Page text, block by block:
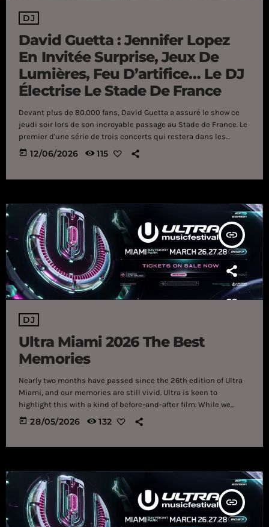
DJ
David Guetta : Jennifer Lopez
En Invitée Surprise, Jeux De
Lumières, Feu D’artifice… Le DJ
Électrise Le Stade De France
Devant plus de 80.000 fans, David Guetta a assuré le show ce
jeudi soir lors de son incroyable passage au Stade de France. Le
premier d'une série de trois concerts qui restera dans les
annales. Un show à couper le souffle. Ce jeudi 11 juin, plus de
80.000 personnes ont assisté au concert de David Guetta au
today 12/06/2026 115
insert_link
DJ
Ultra Miami 2026 The Best
Memories
Nearly two months have passed since the 26th edition of Ultra
Miami, and our memories are still vivid. Ultra is keen to
highlight this with a kind of before-and-after film. While we
await the highly anticipated recap of the last edition, which, as
usual, should arrive after the summer, Ultra Music Festival
today 28/05/2026 132
insert_link